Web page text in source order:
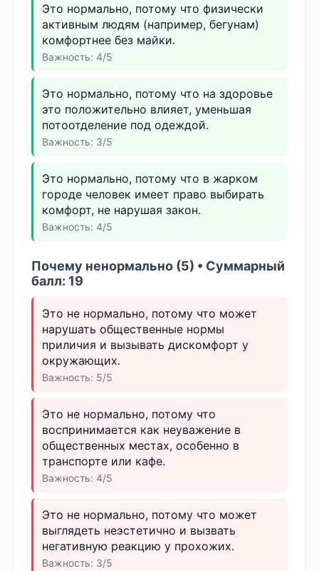
Это нормально, потому что физически
активным людям (например, бегунам)
комфортнее без майки.
Важность: 4/5
Это нормально, потому что на здоровье
это положительно влияет, уменьшая
потоотделение под одеждой.
Важность: 3/5
Это нормально, потому что в жарком
городе человек имеет право выбирать
комфорт, не нарушая закон.
Важность: 4/5
Почему ненормально (5) • Суммарный
балл: 19
Это не нормально, потому что может
нарушать общественные нормы
приличия и вызывать дискомфорт у
окружающих.
Важность: 5/5
Это не нормально, потому что
воспринимается как неуважение в
общественных местах, особенно в
транспорте или кафе.
Важность: 4/5
Это не нормально, потому что может
выглядеть неэстетично и вызвать
негативную реакцию у прохожих.
Важность: 3/5